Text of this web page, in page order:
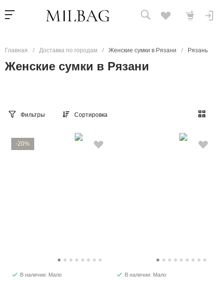
Главная / Доставка по городам / Женские сумки в Рязани / Рязань
Женские сумки в Рязани
Фильтры Сортировка
-20%
В наличии: Мало В наличии: Мало